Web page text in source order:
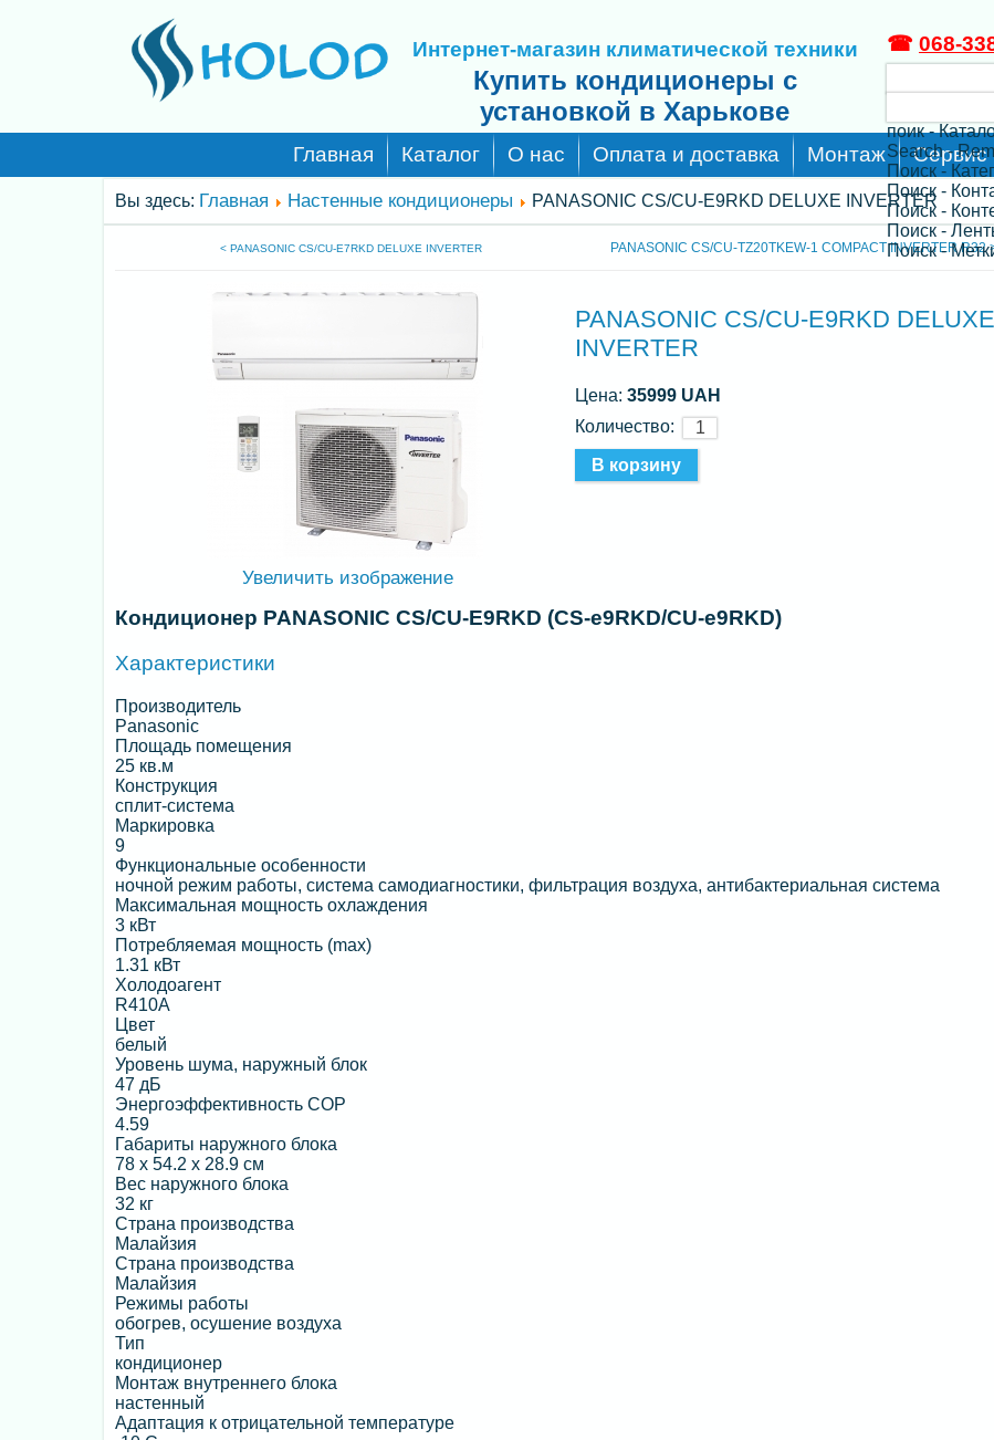
Интернет-магазин климатической техники
Купить кондиционеры с
установкой в Харькове
поик -
Search -
Поиск -
Поиск -
Поиск -
Поиск -
Поиск -
☎ 068-
Главная Каталог О нас Оплата и доставка Монтаж Сервис
Вы здесь: Главная Настенные кондиционеры PANASONIC CS/CU-E9RKD DELUXE INVERTER
< PANASONIC CS/CU-E7RKD DELUXE INVERTER PANASONIC CS/CU-TZ20TKEW-1 COMPACT INVERTER R32
Увеличить изображение
PANASONIC CS/CU-E9RKD DELUXE
INVERTER
Цена:35999 UAH
Количество:
Кондиционер PANASONIC CS/CU-E9RKD (CS-е9RKD/CU-е9RKD)
Характеристики
Производитель
Panasonic
Площадь помещения
25 кв.м
Конструкция
сплит-система
Маркировка
9
Функциональные особенности
ночной режим работы, система самодиагностики, фильтрация воздуха, антибактериальная система
Максимальная мощность охлаждения
3 кВт
Потребляемая мощность (max)
1.31 кВт
Холодоагент
R410A
Цвет
белый
Уровень шума, наружный блок
47 дБ
Энергоэффективность COP
4.59
Габариты наружного блока
78 x 54.2 x 28.9 см
Вес наружного блока
32 кг
Страна производства
Малайзия
Страна производства
Малайзия
Режимы работы
обогрев, осушение воздуха
Тип
кондиционер
Монтаж внутреннего блока
настенный
Адаптация к отрицательной температуре